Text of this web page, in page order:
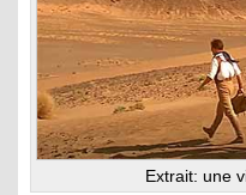
Extrait: une